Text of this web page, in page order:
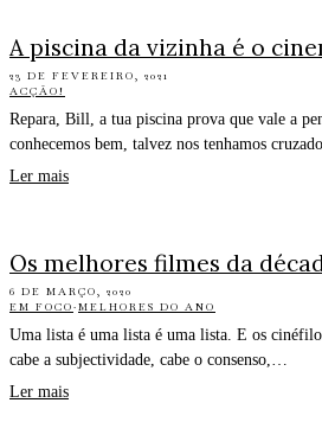
A piscina da vizinha é o
23 DE FEVEREIRO, 2021
ACÇÃO!
Repara, Bill, a tua piscina prova que vale a
conhecemos bem, talvez nos tenhamos
Ler mais
Os melhores filmes da
6 DE MARÇO, 2020
EM FOCO·MELHORES DO ANO
Uma lista é uma lista é uma lista. E os
cabe a subjectividade, cabe o consenso,…
Ler mais